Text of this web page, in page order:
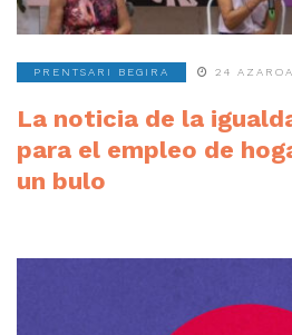
PRENTSARI BEGIRA 24
La noticia de la
para el empleo de
un bulo